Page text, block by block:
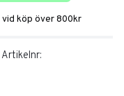
köp över 800kr
Artikelnr